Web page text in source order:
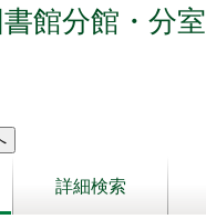
館分館・分室
詳細検索